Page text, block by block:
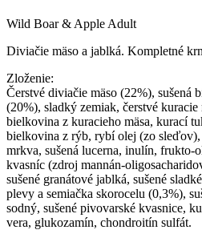
Wild Boar & Apple Adult
Diviačie mäso a jablká. Kompletné
Zloženie:
Čerstvé diviačie mäso (22%), sušená
(20%), sladký zemiak, čerstvé kuracie
bielkovina z kuracieho mäsa, kurací
bielkovina z rýb, rybí olej (zo sleďov),
mrkva, sušená lucerna, inulín, frukto-
kvasníc (zdroj mannán-
sušené granátové jablká, sušené
plevy a semiačka skorocelu (0,3%),
sodný, sušené pivovarské kvasnice,
vera, glukozamín, chondroitín sulfát.